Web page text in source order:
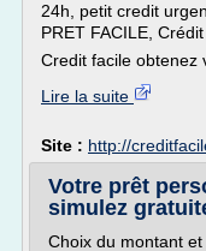
24h, petit credit
PRET FACILE,
Credit facile obtenez
Lire la suite
Site : http://
Votre prêt
simulez
Choix du montant